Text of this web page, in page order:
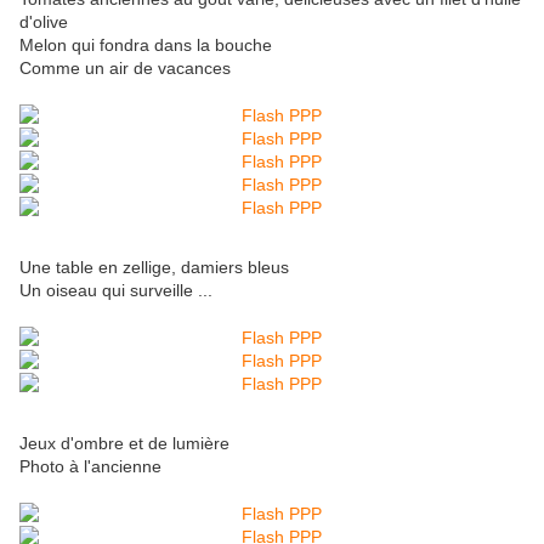
d'olive
Melon qui fondra dans la bouche
Comme un air de vacances
Une table en zellige, damiers bleus
Un oiseau qui surveille ...
Jeux d'ombre et de lumière
Photo à l'ancienne